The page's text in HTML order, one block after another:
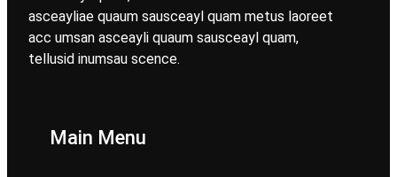
asceayliae quaum sausceayl quam metus laoreet
acc umsan asceayli quaum sausceayl quam,
tellusid inumsau scence.
Main Menu